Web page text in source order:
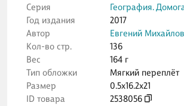
Серия
География.
Год издания
2017
Автор
Евгений
Кол-во стр.
136
Вес
164 г
Тип обложки
Мягкий переплёт
Размер
0.5x16.2x21
ID товара
2538056